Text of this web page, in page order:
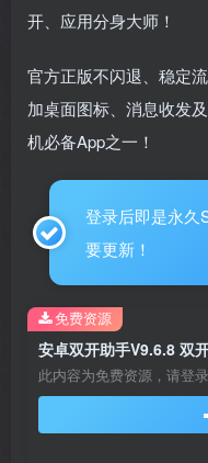
开、应用分身大师！
官方正版不闪退、稳定
加桌面图标、消息收发
机必备App之一！
登录后即是永久
要更新！
安卓双开助手V9.6.8 双
此内容为免费资源，请登
免费资源